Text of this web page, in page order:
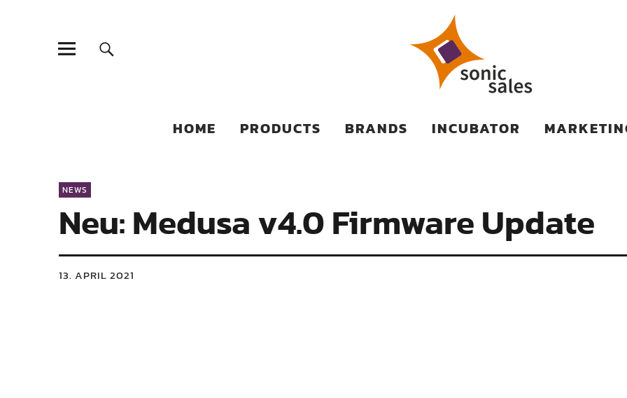
Sonic Sales
HOME PRODUCTS BRANDS INCUBATOR
NEWS
Neu: Medusa v4.0 Firmware Update
13. APRIL 2021